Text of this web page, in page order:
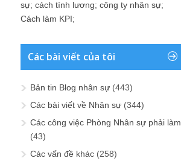
sự; cách tính lương; công ty nhân sự;
Cách làm KPI;
Các bài viết của tôi
Bản tin Blog nhân sự (443)
Các bài viết về Nhân sự (344)
Các công việc Phòng Nhân sự phải làm
(43)
Các vấn đề khác (258)